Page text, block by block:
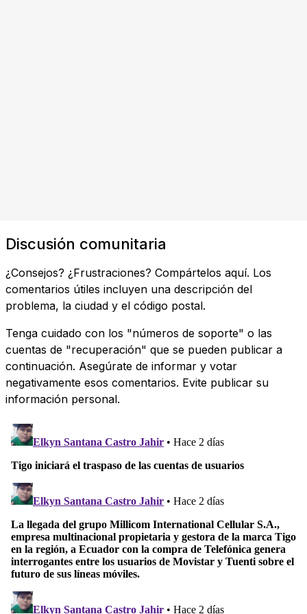
Discusión comunitaria
¿Consejos? ¿Frustraciones? Compártelos aquí. Los
comentarios útiles incluyen una descripción del
problema, la ciudad y el código postal.
Tenga cuidado con los "números de soporte" o las
cuentas de "recuperación" que se pueden publicar a
continuación. Asegúrate de informar y votar
negativamente esos comentarios. Evite publicar su
información personal.